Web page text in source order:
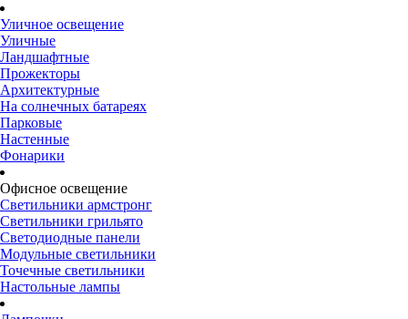
Уличное освещение
Уличные
Ландшафтные
Прожекторы
Архитектурные
На солнечных батареях
Парковые
Настенные
Фонарики
Офисное освещение
Светильники армстронг
Светильники грильято
Светодиодные панели
Модульные светильники
Точечные светильники
Настольные лампы